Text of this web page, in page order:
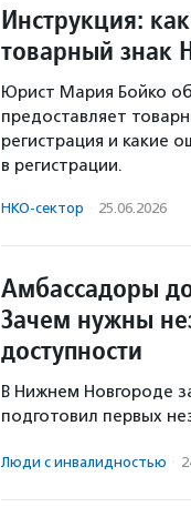
Инструкция:
товарный знак
Юрист Мария Бойко
предоставляет
регистрация и какие
в регистрации.
НКО-сектор · 25.06.2026
Амбассадоры
Зачем нужны
доступности
В Нижнем Новгороде
подготовил первых
Люди с инвалидностью ·